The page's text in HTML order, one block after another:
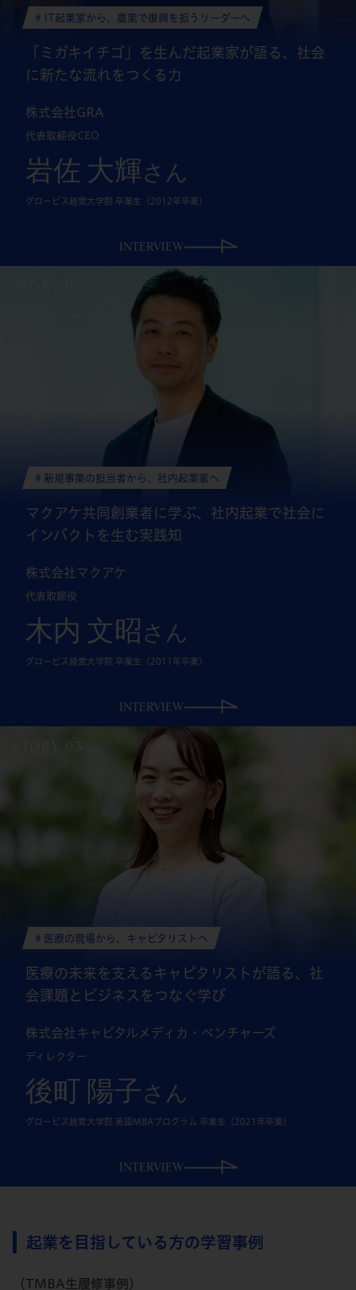
# IT起業家から、農業で復興を担うリーダーへ
「ミガキイチゴ」を生んだ起業家が語る、 社会
に新たな流れをつくる力
株式会社GRA
代表取締役CEO
岩佐 大輝さん
グロービス経営大学院 卒業生（2012年卒業）
INTERVIEW
# 新規事業の担当者から、社内起業家へ
マクアケ共同創業者に学ぶ、 社内起業で社会に
インパクトを生む実践知
株式会社マクアケ
代表取締役
木内 文昭 さん
グロービス経営大学院 卒業生（2011年卒業）
INTERVIEW
# 医療の現場から、キャピタリストへ
医療の未来を支えるキャピタリストが語る、 社
会課題とビジネスをつなぐ学び
株式会社キャピタルメディカ・ベンチャーズ
ディレクター
後町 陽子さん
グロービス経営大学院 英語MBAプログラム 卒業生（2021年卒業）
INTERVIEW
STORY 03
起業を目指している方の学習事例
（TMBA生履修事例）